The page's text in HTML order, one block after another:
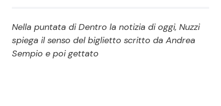
Politica Reality e Talent
Nella puntata di Dentro la notizia di oggi, Nuzzi
spiega il senso del biglietto scritto da Andrea
Sempio e poi gettato